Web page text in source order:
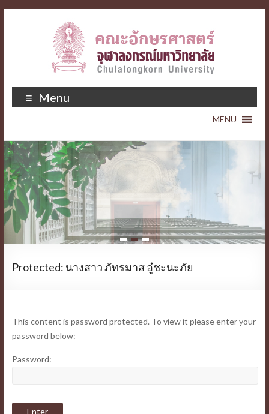
Menu
1 2 3
Protected: นางสาว ภัทรมาส อู๋ชะนะภัย
This content is password protected. To view it please enter your
password below:
Password: